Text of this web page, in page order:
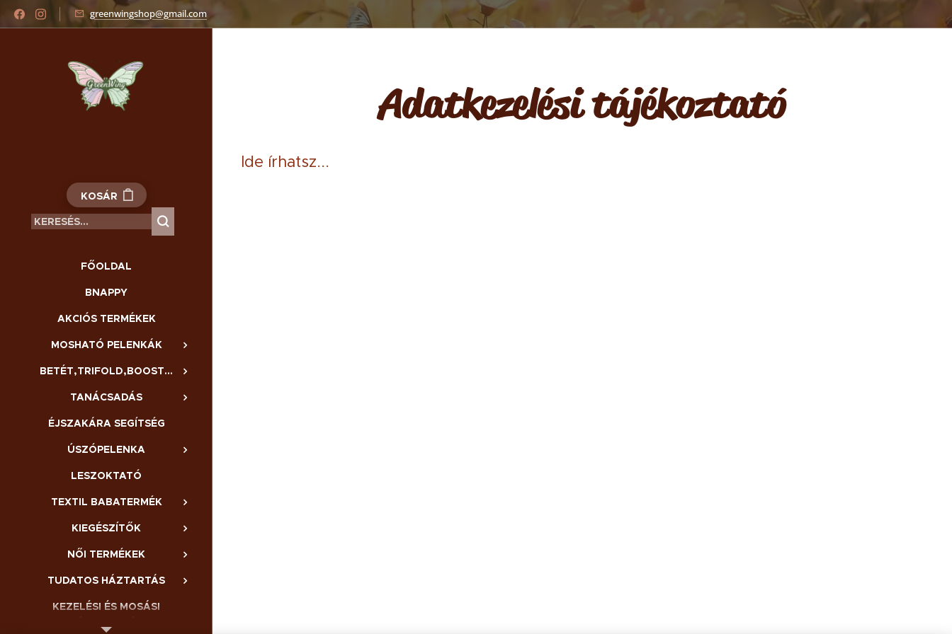
greenwingshop@gmail.com
KOSÁR
FŐOLDAL
BNAPPY
AKCIÓS TERMÉKEK
MOSHATÓ PELENKÁK
BETÉT,TRIFOLD,BOOSTER,BELSŐ
TANÁCSADÁS
ÉJSZAKÁRA SEGÍTSÉG
ÚSZÓPELENKA
LESZOKTATÓ
TEXTIL BABATERMÉK
KIEGÉSZÍTŐK
NŐI TERMÉKEK
TUDATOS HÁZTARTÁS
KEZELÉSI ÉS MOSÁSI
Adatkezelési tájékoztató
Ide írhatsz...